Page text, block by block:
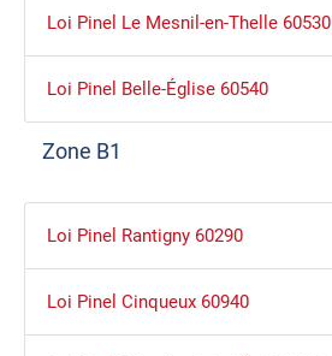
Loi Pinel Le Mesnil-en-Thelle 60530
Loi Pinel Belle-Église 60540
Zone B1
Loi Pinel Rantigny 60290
Loi Pinel Cinqueux 60940